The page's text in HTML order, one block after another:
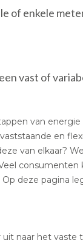
of enkele
vast of
van
en
van elkaar?
consumenten
deze pagina
naar het vaste